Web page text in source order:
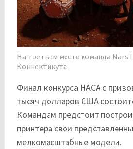
На третьем месте команда Mars
Коннектикута
Финал конкурса НАСА с
тысяч долларов США
Командам предстоит
принтера свои
мелкомасштабные модели.